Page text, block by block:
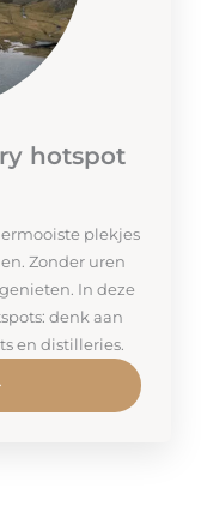
hotspot
plekjes
Zonder uren
In deze
denk aan
en distilleries.